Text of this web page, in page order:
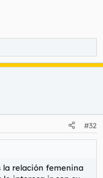
#32
la relación femenina